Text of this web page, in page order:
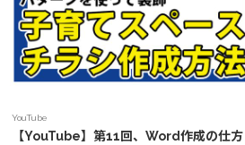
YouTube
【YouTube】第11回、Word作成の仕方